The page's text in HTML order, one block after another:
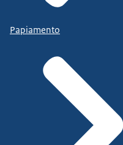
Papiamento